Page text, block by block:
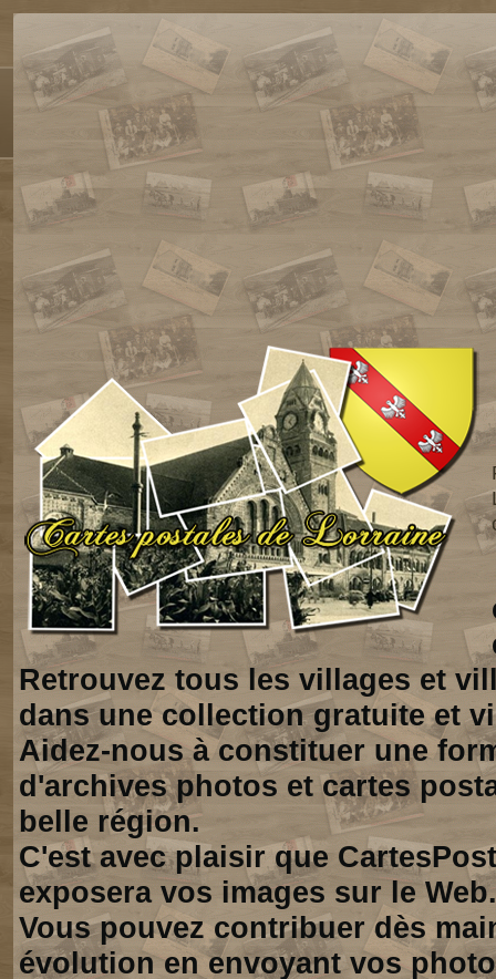
Retrouvez tous les villages et
dans une collection gratuite et
Aidez-nous à constituer une
d'archives photos et cartes
belle région.
C'est avec plaisir que
exposera vos images sur le Web.
Vous pouvez contribuer dès
évolution en envoyant vos